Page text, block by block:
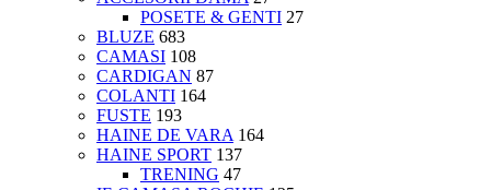
POSETE & GENTI 27
BLUZE 683
CAMASI 108
CARDIGAN 87
COLANTI 164
FUSTE 193
HAINE DE VARA 164
HAINE SPORT 137
TRENING 47